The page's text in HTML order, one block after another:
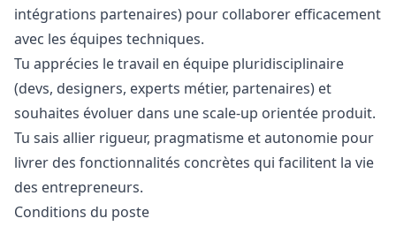
intégrations partenaires) pour collaborer efficacement
avec les équipes techniques.
Tu apprécies le travail en équipe pluridisciplinaire
(devs, designers, experts métier, partenaires) et
souhaites évoluer dans une scale-up orientée produit.
Tu sais allier rigueur, pragmatisme et autonomie pour
livrer des fonctionnalités concrètes qui facilitent la vie
des entrepreneurs.
Conditions du poste